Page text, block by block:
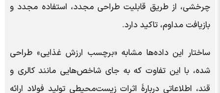
چرخشی، از طریق قابلیت طراحی مجدد، استفاده مجدد و
بازیافت مداوم، تاکید دارد.
ساختار این داده‌ها مشابه «برچسب ارزش غذایی» طراحی
شده، با این تفاوت که به جای شاخص‌هایی مانند کالری و
قند، اطلاعاتی دربارۀ اثرات زیست‌محیطی تولید فولاد ارائه